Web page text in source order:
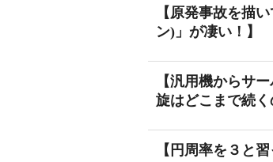
【原発事故を描
ン)」が凄い！】
【汎用機からサ
旋はどこまで続く
【円周率を３と